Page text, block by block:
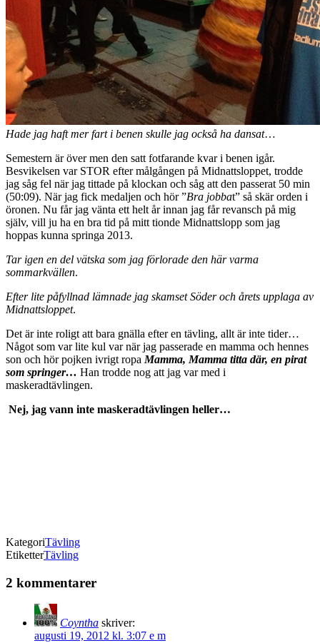
Hade jag haft mer fart i benen skulle jag också ha dansat…
Semestern är över men den satt fotfarande kvar i benen igår.
Besvikelsen var STOR efter målgången på Midnattsloppet, trodde
jag såg fel när jag tittade på klockan och såg att den passerat 50 min
(50:09). När jag fick medaljen och hör ”Bra jobbat” så skär orden i
öronen. Nu får jag vänta ett helt år innan jag får revansch på mig
själv, vill ju ha en bra tid på mitt tionde Midnattslopp som jag
hoppas kunna springa 2013.
Tar igen en del vätska som jag förlorade den här varma
sommarkvällen.
Efter lite påfyllnad lämnade jag skamset Söder och årets upplaga av
Midnattsloppet.
Det är inte roligt att bara gnälla efter en tävling, allt är inte tider…
Något som var lite kul var när jag passerade en mamma och hennes
son och hör pojken ivrigt ropa Mamma, Mamma titta där, en pirat
som springer… Han trodde nog att jag var med i
maskeradtävlingen.
Nej, jag vann inte maskeradtävlingen heller…
KategoriTävling
EtiketterTävling
2 kommentarer
Coyntha skriver:
augusti 19, 2012 kl. 3:07 e m